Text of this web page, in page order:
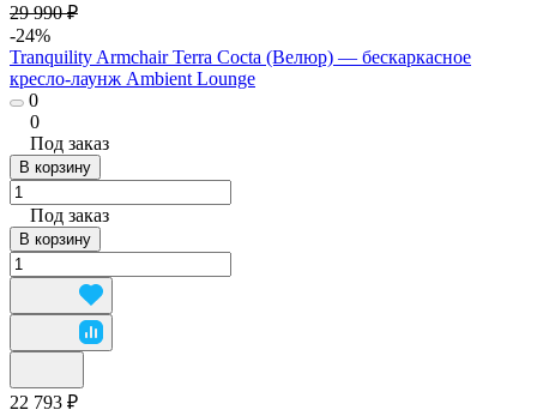
29 990 ₽
-24%
Tranquility Armchair Terra Cocta (Велюр) — бескаркасное
кресло-лаунж Ambient Lounge
0
0
Под заказ
В корзину
Под заказ
В корзину
22 793 ₽